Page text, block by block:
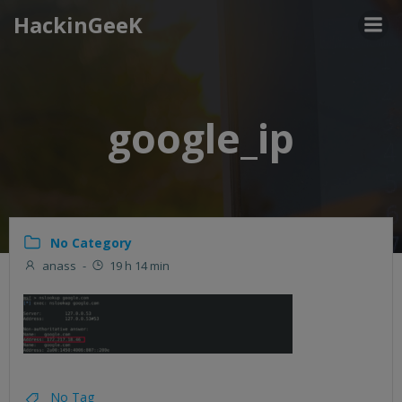
HackinGeeK
google_ip
No Category
anass - 19 h 14 min
No Tag